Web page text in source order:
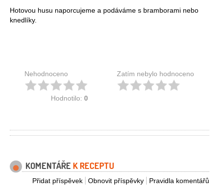
Hotovou husu naporcujeme a podáváme s bramborami nebo
knedlíky.
Nehodnoceno
Hodnotilo: 0
Zatím nebylo hodnoceno
KOMENTÁŘE K RECEPTU
Pravidla komentářů
Obnovit příspěvky
Přidat příspěvek